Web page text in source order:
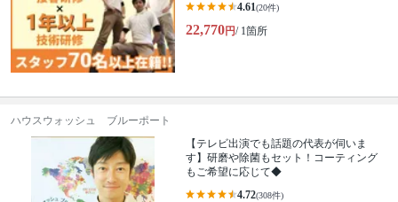
4.61(20件)
22,770円/ 1箇所
ハウスウォッシュ ブルーポート
【テレビ出演でも話題の代表が伺いま
す】研磨や除菌もセット！コーティング
もご希望に応じて◆
4.72(308件)